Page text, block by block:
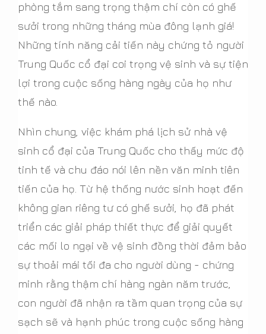
phòng tắm sang trọng thậm chí còn có ghế
sưởi trong những tháng mùa đông lạnh giá!
Những tính năng cải tiến này chứng tỏ người
Trung Quốc cổ đại coi trọng vệ sinh và sự tiện
lợi trong cuộc sống hàng ngày của họ như
thế nào.
Nhìn chung, việc khám phá lịch sử nhà vệ
sinh cổ đại của Trung Quốc cho thấy mức độ
tinh tế và chu đáo nói lên nền văn minh tiên
tiến của họ. Từ hệ thống nước sinh hoạt đến
không gian riêng tư có ghế sưởi, họ đã phát
triển các giải pháp thiết thực để giải quyết
các mối lo ngại về vệ sinh đồng thời đảm bảo
sự thoải mái tối đa cho người dùng - chứng
minh rằng thậm chí hàng ngàn năm trước,
con người đã nhận ra tầm quan trọng của sự
sạch sẽ và hạnh phúc trong cuộc sống hàng